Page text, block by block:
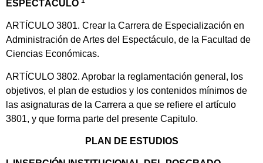
ESPECTÁCULO
ARTÍCULO 3801. Crear la Carrera de Especialización en
Administración de Artes del Espectáculo, de la Facultad de
Ciencias Económicas.
ARTÍCULO 3802. Aprobar la reglamentación general, los
objetivos, el plan de estudios y los contenidos mínimos de
las asignaturas de la Carrera a que se refiere el artículo
3801, y que forma parte del presente Capitulo.
PLAN DE ESTUDIOS